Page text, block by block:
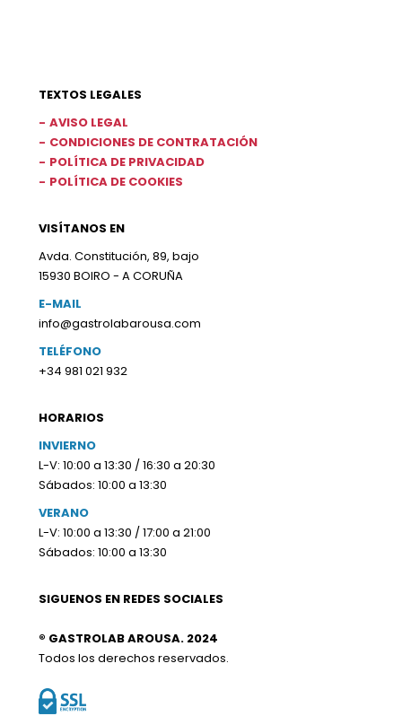
TEXTOS LEGALES
AVISO LEGAL
CONDICIONES DE CONTRATACIÓN
POLÍTICA DE PRIVACIDAD
POLÍTICA DE COOKIES
VISÍTANOS EN
Avda. Constitución, 89, bajo
15930 BOIRO - A CORUÑA
E-MAIL
info@gastrolabarousa.com
TELÉFONO
+34 981 021 932
HORARIOS
INVIERNO
L-V: 10:00 a 13:30 / 16:30 a 20:30
Sábados: 10:00 a 13:30
VERANO
L-V: 10:00 a 13:30 / 17:00 a 21:00
Sábados: 10:00 a 13:30
SIGUENOS EN REDES SOCIALES
® GASTROLAB AROUSA. 2024
Todos los derechos reservados.